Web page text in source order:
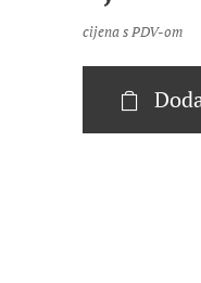
cijena s PDV-om